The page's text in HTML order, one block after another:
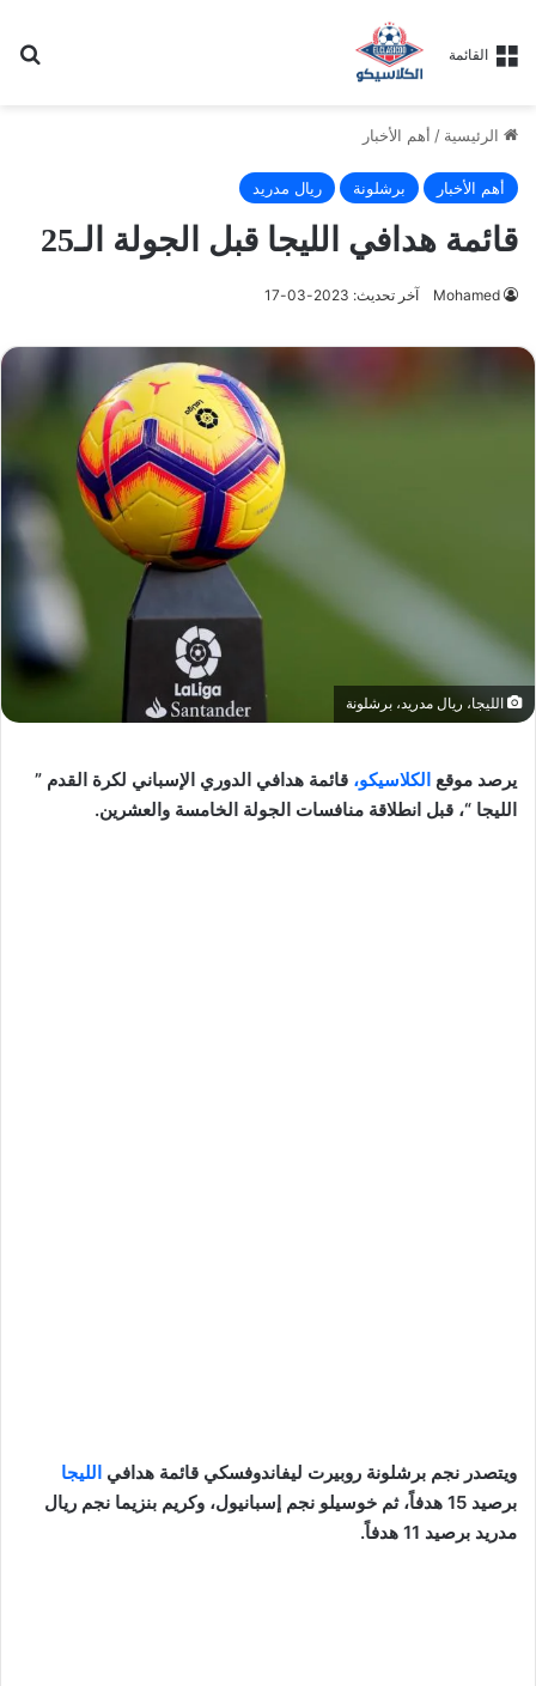
القائمة
الرئيسية / أهم الأخبار
أهم الأخبار برشلونة ريال مدريد
قائمة هدافي الليجا قبل الجولة الـ25
Mohamed آخر تحديث: 2023-03-17
الليجا، ريال مدريد، برشلونة
يرصد موقع الكلاسيكو، قائمة هدافي الدوري الإسباني لكرة القدم ”
الليجا “، قبل انطلاقة منافسات الجولة الخامسة والعشرين.
ويتصدر نجم برشلونة روبيرت ليفاندوفسكي قائمة هدافي الليجا
برصيد 15 هدفاً، ثم خوسيلو نجم إسبانيول، وكريم بنزيما نجم ريال
مدريد برصيد 11 هدفاً.